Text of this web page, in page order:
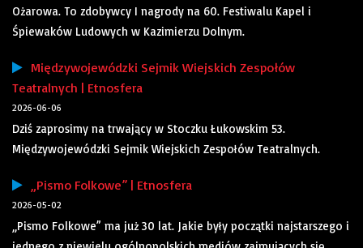
Ożarowa. To zdobywcy I nagrody na 60. Festiwalu Kapel i
Śpiewaków Ludowych w Kazimierzu Dolnym.
Międzywojewódzki Sejmik Wiejskich Zespołów
Teatralnych | Etnosfera
2026-06-06
Dziś zaprosimy na trwający w Stoczku Łukowskim 53.
Międzywojewódzki Sejmik Wiejskich Zespołów Teatralnych.
„Pismo Folkowe” | Etnosfera
2026-05-02
„Pismo Folkowe” ma już 30 lat. Jakie były początki najstarszego i